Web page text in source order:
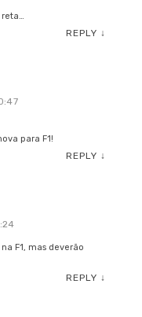
REPLY ↓
para F1!
REPLY ↓
F1, mas deverão
REPLY ↓